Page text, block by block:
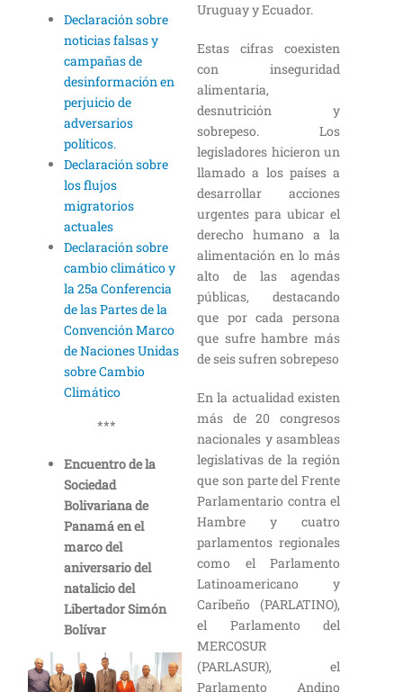
Declaración sobre
noticias falsas y
campañas de
desinformación en
perjuicio de
adversarios
políticos.
Declaración sobre
los flujos
migratorios
actuales
Declaración sobre
cambio climático y
la 25a Conferencia
de las Partes de la
Convención Marco
de Naciones Unidas
sobre Cambio
Climático
***
Encuentro de la
Sociedad
Bolivariana de
Panamá en el
marco del
aniversario del
natalicio del
Libertador Simón
Bolívar
Uruguay y Ecuador.
Estas cifras coexisten
con inseguridad
alimentaria,
desnutrición y
sobrepeso. Los
legisladores hicieron un
llamado a los países a
desarrollar acciones
urgentes para ubicar el
derecho humano a la
alimentación en lo más
alto de las agendas
públicas, destacando
que por cada persona
que sufre hambre más
de seis sufren sobrepeso
En la actualidad existen
más de 20 congresos
nacionales y asambleas
legislativas de la región
que son parte del Frente
Parlamentario contra el
Hambre y cuatro
parlamentos regionales
como el Parlamento
Latinoamericano y
Caribeño (PARLATINO),
el Parlamento del
MERCOSUR
(PARLASUR), el
Parlamento Andino